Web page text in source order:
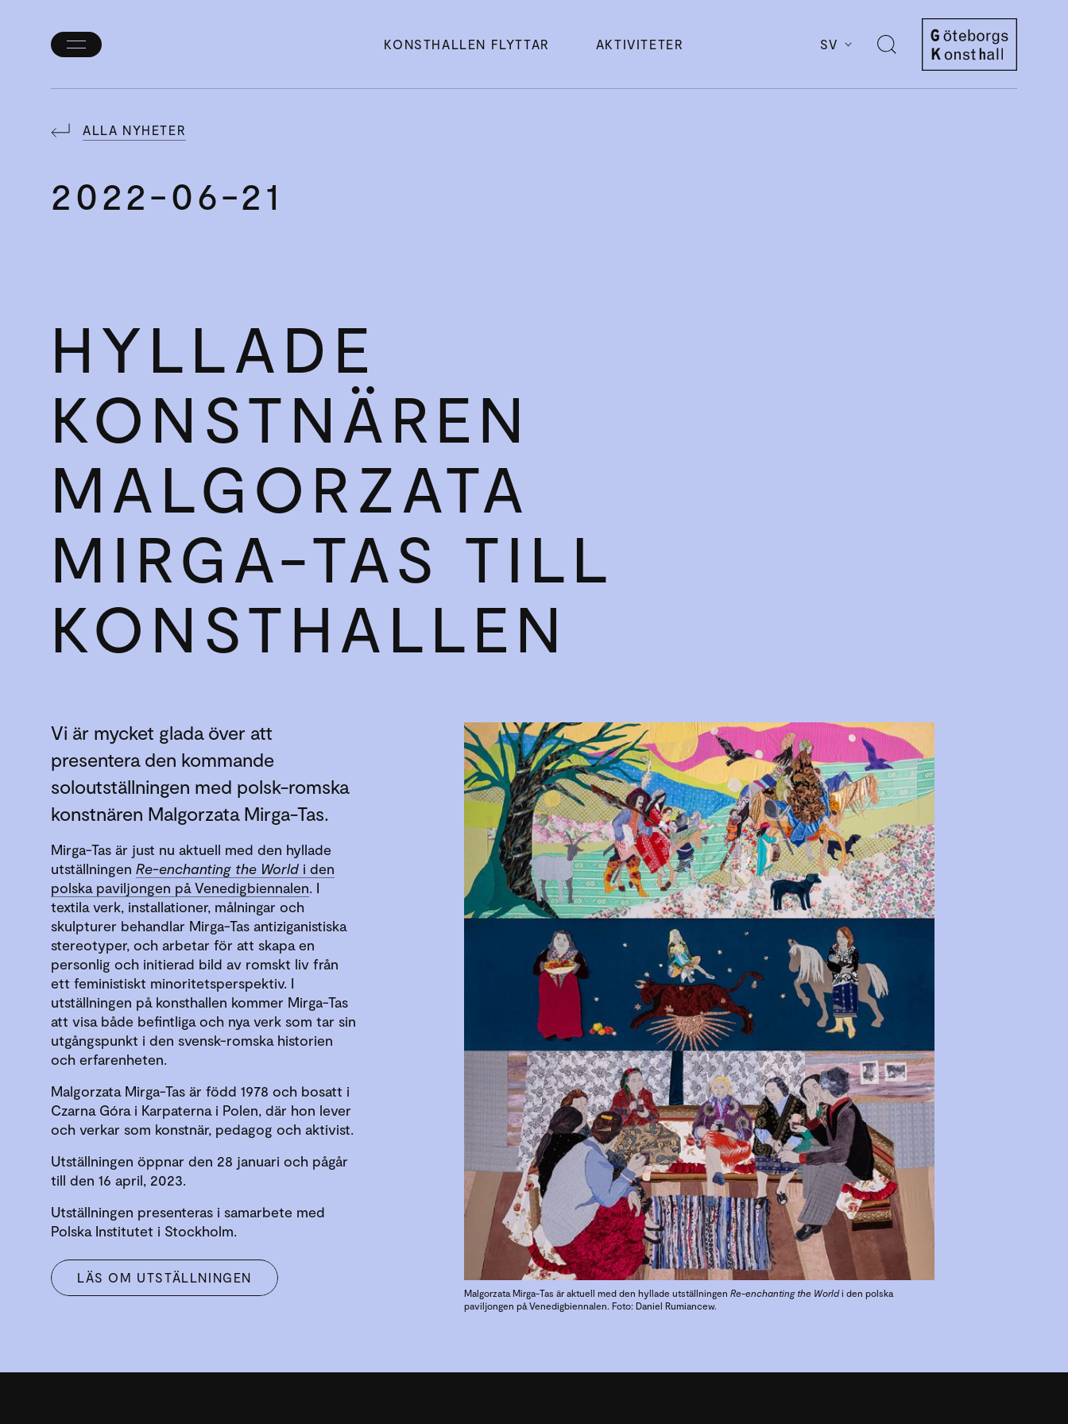
Öppna/stäng
KONSTHALLEN FLYTTAR AKTIVITETER SV
Öppna
ALLA NYHETER
2022-06-21
HYLLADE
KONSTNÄREN
MALGORZATA
MIRGA-TAS TILL
KONSTHALLEN
Vi är mycket glada över att
presentera den kommande
soloutställningen med polsk-romska
konstnären Malgorzata Mirga-Tas.
Mirga-Tas är just nu aktuell med den hyllade
utställningen Re-enchanting the World i den
polska paviljongen på Venedigbiennalen. I
textila verk, installationer, målningar och
skulpturer behandlar Mirga-Tas antiziganistiska
stereotyper, och arbetar för att skapa en
personlig och initierad bild av romskt liv från
ett feministiskt minoritetsperspektiv. I
utställningen på konsthallen kommer Mirga-Tas
att visa både befintliga och nya verk som tar sin
utgångspunkt i den svensk-romska historien
och erfarenheten.
Malgorzata Mirga-Tas är född 1978 och bosatt i
Czarna Góra i Karpaterna i Polen, där hon lever
och verkar som konstnär, pedagog och aktivist.
Utställningen öppnar den 28 januari och pågår
till den 16 april, 2023.
Utställningen presenteras i samarbete med
Polska Institutet i Stockholm.
LÄS OM UTSTÄLLNINGEN
Malgorzata Mirga-Tas är aktuell med den hyllade utställningen Re-enchanting the Worldi den polska
paviljongen på Venedigbiennalen. Foto: Daniel Rumiancew.